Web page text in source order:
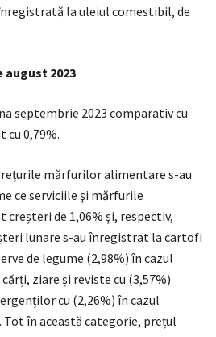
la uleiul comestibil, de
august 2023
septembrie 2023 comparativ cu
cu 0,79%.
mărfurilor alimentare s-au
ce serviciile şi mărfurile
creșteri de 1,06% şi, respectiv,
lunare s-au înregistrat la cartofi
de legume (2,98%) în cazul
ziare și reviste cu (3,57%)
cu (2,26%) în cazul
în această categorie, prețul